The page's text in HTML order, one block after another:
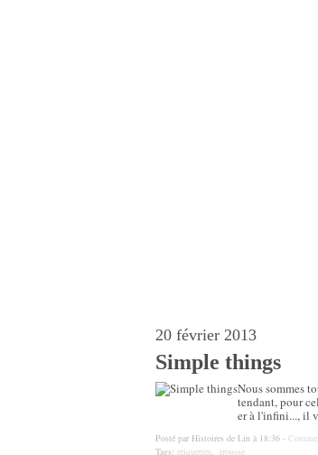
20 février 2013
Simple things
Nous sommes
tendant, pour
er à l'infini..., il
Posté par Histoires de Lin à 18:36 -
Tags: etiquettes, trousse